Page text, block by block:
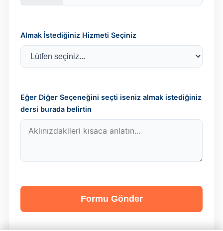
Almak İstediğiniz Hizmeti Seçiniz
Eğer Diğer Seçeneğini seçti iseniz almak istediğiniz
dersi burada belirtin
Formu Gönder